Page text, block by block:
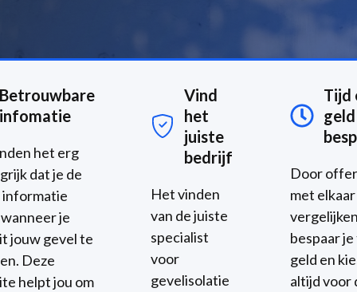
het erg
dat je de
je
jouw gevel te
Deze
helpt jou om
Vind
het
juiste
bedrijf
Het vinden
van de juiste
specialist
voor
gevelisolatie
Tijd
geld
Door
met
bespaar
geld en
altijd voor